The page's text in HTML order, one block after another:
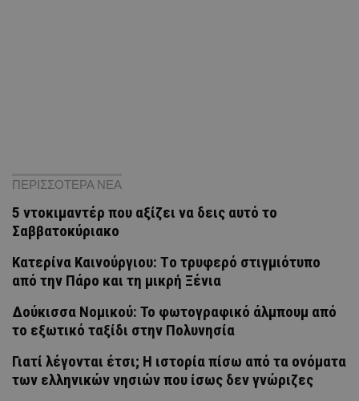
ΠΕΡΙΣΣΟΤΕΡΑ ΝΕΑ
5 ντοκιμαντέρ που αξίζει να δεις αυτό το
Σαββατοκύριακο
Κατερίνα Καινούργιου: Tο τρυφερό στιγμιότυπο
από την Πάρο και τη μικρή Ξένια
Δούκισσα Νομικού: Το φωτογραφικό άλμπουμ από
το εξωτικό ταξίδι στην Πολυνησία
Γιατί λέγονται έτσι; Η ιστορία πίσω από τα ονόματα
των ελληνικών νησιών που ίσως δεν γνώριζες